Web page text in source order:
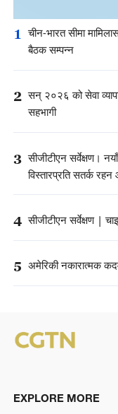
1 चीन-भारत सीमा
बैठक सम्पन्न
2 सन् २०२६ को सेवा
सहभागी
3 सीजीटीएन सर्वेक्षण।
विस्तारप्रति सतर्क
4 सीजीटीएन सर्वेक्षण |
5 अमेरिकी नकारात्मक
EXPLORE MORE